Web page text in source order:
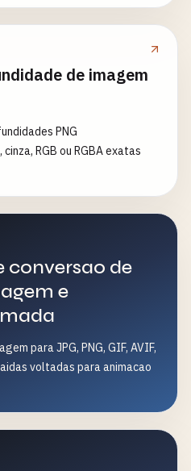
de imagem
PNG
RGB ou RGBA exatas
conversao de
e
para JPG, PNG, GIF, AVIF,
voltadas para animacao